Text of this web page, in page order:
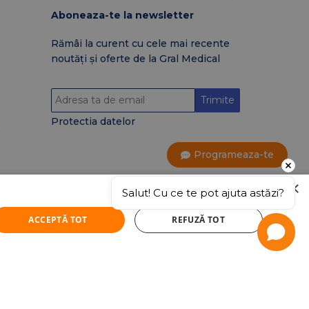
Aboneaza-te la newsletter
Rămâi la curent cu cele mai recente
noutăți și oferte de la Gral Medical
Trimite
Protectia datelor
Medical
Programeaza-te
Salut! Cu ce te pot ajuta astăzi? ×
ACCEPTĂ TOT REFUZĂ TOT